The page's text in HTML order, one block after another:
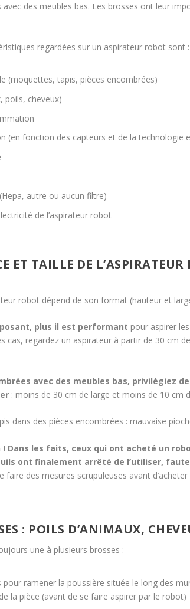
avec des meubles bas. Les brosses ont leur
regardées sur un aspirateur robot sont :
(moquettes, tapis, pièces encombrées)
poils, cheveux)
(en fonction des capteurs et de la technologie
autre ou aucun filtre)
de l’aspirateur robot
TAILLE DE L’ASPIRATEUR
robot dépend de son format (hauteur et
plus il est performant pour aspirer
cas, regardez un aspirateur à partir de 30 cm
avec des meubles bas, privilégiez
: moins de 30 cm de large et moins de 10 cm
dans des pièces encombrées : mauvaise
Dans les faits, ceux qui ont acheté un
ont finalement arrêté de l’utiliser,
des mesures scrupuleuses avant
: POILS D’ANIMAUX,
une à plusieurs brosses :
pour ramener la poussière située le long des
la pièce (avant de se faire aspirer par le robot)